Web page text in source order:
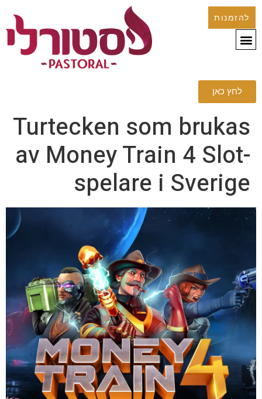
להזמנות
לחץ כאן
Turtecken som brukas
av Money Train 4 Slot-
spelare i Sverige